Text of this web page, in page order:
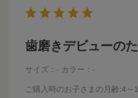
歯磨きデビューの
サイズ：- カラー：-
ご購入時のお子さまの月齢:4～